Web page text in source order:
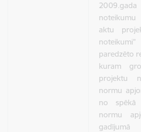
noteikumu
aktu
paredzēto
kuram
projektu
normu
no spēkā
normu